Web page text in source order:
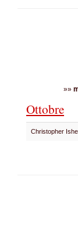
»»
Ottobre
Christopher